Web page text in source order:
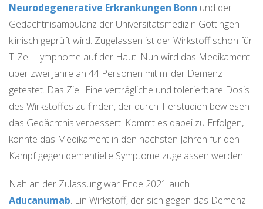
Neurodegenerative Erkrankungen Bonn und der
Gedächtnisambulanz der Universitätsmedizin Göttingen
klinisch geprüft wird. Zugelassen ist der Wirkstoff schon für
T-Zell-Lymphome auf der Haut. Nun wird das Medikament
über zwei Jahre an 44 Personen mit milder Demenz
getestet. Das Ziel: Eine verträgliche und tolerierbare Dosis
des Wirkstoffes zu finden, der durch Tierstudien bewiesen
das Gedächtnis verbessert. Kommt es dabei zu Erfolgen,
könnte das Medikament in den nächsten Jahren für den
Kampf gegen dementielle Symptome zugelassen werden.
Nah an der Zulassung war Ende 2021 auch
Aducanumab. Ein Wirkstoff, der sich gegen das Demenz